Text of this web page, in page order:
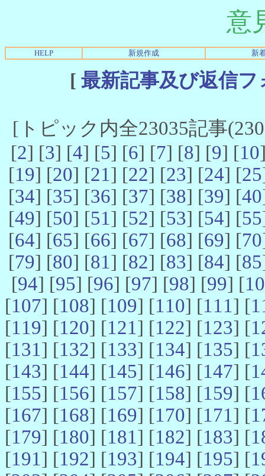
意
HELP 新規作成 新
[ 最新記事及び返信
[トピック内全23035記事
[2] [3] [4] [5] [6] [7] [8] [9] [10
[19] [20] [21] [22] [23] [24] [25
[34] [35] [36] [37] [38] [39] [40
[49] [50] [51] [52] [53] [54] [55
[64] [65] [66] [67] [68] [69] [70
[79] [80] [81] [82] [83] [84] [85
[94] [95] [96] [97] [98] [99] [
[107] [108] [109] [110] [111] [
[119] [120] [121] [122] [123] [
[131] [132] [133] [134] [135] [
[143] [144] [145] [146] [147] [
[155] [156] [157] [158] [159] [
[167] [168] [169] [170] [171] [
[179] [180] [181] [182] [183] [
[191] [192] [193] [194] [195] [